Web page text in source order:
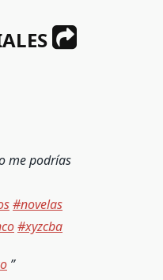
me podrías
#novelas
#xyzcba